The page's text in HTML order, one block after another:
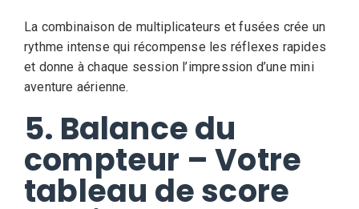
La combinaison de multiplicateurs et fusées crée un
rythme intense qui récompense les réflexes rapides
et donne à chaque session l’impression d’une mini
aventure aérienne.
5. Balance du
compteur – Votre
tableau de score